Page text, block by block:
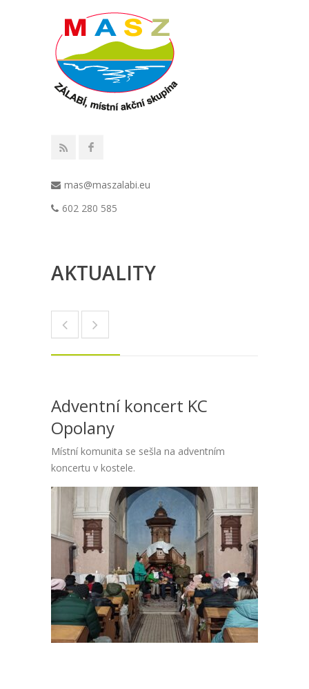
mas@maszalabi.eu
602 280 585
AKTUALITY
Adventní koncert KC
Opolany
Místní komunita se sešla na adventním
koncertu v kostele.